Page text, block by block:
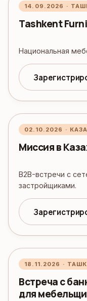
14.09.2026 ·
Tashkent
Национальная
02.10.2026 ·
Миссия в
B2B-встречи с
застройщиками.
18.11.2026 ·
Встреча с
для